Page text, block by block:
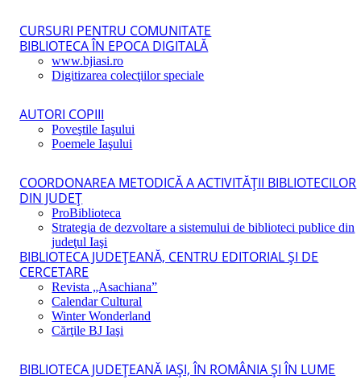
CURSURI PENTRU COMUNITATE
BIBLIOTECA ÎN EPOCA DIGITALĂ
www.bjiasi.ro
Digitizarea colecţiilor speciale
AUTORI COPIII
Poveştile Iaşului
Poemele Iaşului
COORDONAREA METODICĂ A ACTIVITĂŢII BIBLIOTECILOR
DIN JUDEŢ
ProBiblioteca
Strategia de dezvoltare a sistemului de biblioteci publice din
judeţul Iaşi
BIBLIOTECA JUDEŢEANĂ, CENTRU EDITORIAL ŞI DE
CERCETARE
Revista „Asachiana”
Calendar Cultural
Winter Wonderland
Cărţile BJ Iaşi
BIBLIOTECA JUDEŢEANĂ IAŞI, ÎN ROMÂNIA ŞI ÎN LUME